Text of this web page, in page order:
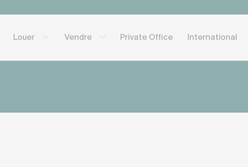
Louer Vendre Private Office International